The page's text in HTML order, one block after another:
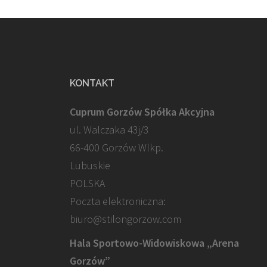
KONTAKT
Cuprum Gorzów Spółka Akcyjna
ul. Walczaka 43j/3
66-400 Gorzów Wlkp.
Lubuskie
POLSKA
Poczta elektroniczna:
biuro@stilongorzow.com
Hala Sportowo-Widowiskowa „Arena
Gorzów”